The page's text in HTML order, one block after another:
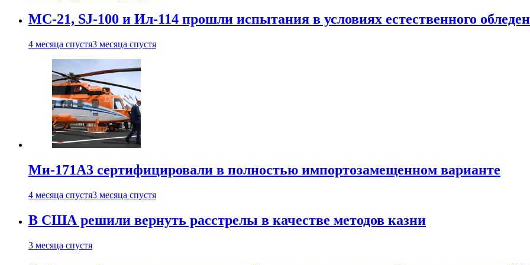
МС-21, SJ-100 и Ил-114 прошли испытания в условиях естественного
4 месяца спустя3 месяца спустя
Ми-171А3 сертифицировали в полностью импортозамещенном варианте
4 месяца спустя3 месяца спустя
В США решили вернуть расстрелы в качестве методов казни
3 месяца спустя